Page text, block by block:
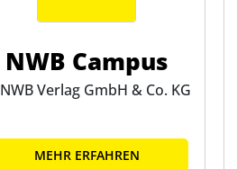
NWB Campus
NWB Verlag GmbH & Co. KG
MEHR ERFAHREN